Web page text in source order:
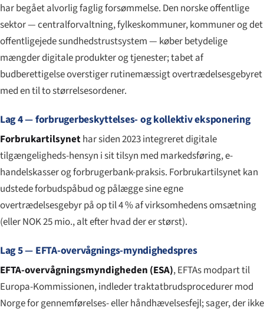
har begået alvorlig faglig forsømmelse. Den norske offentlige
sektor — centralforvaltning, fylkeskommuner, kommuner og det
offentligejede sundhedstrustsystem — køber betydelige
mængder digitale produkter og tjenester; tabet af
budberettigelse overstiger rutinemæssigt overtrædelsesgebyret
med en til to størrelsesordener.
Lag 4 — forbrugerbeskyttelses- og kollektiv eksponering
Forbrukartilsynethar siden 2023 integreret digitale
tilgængeligheds-hensyn i sit tilsyn med markedsføring, e-
handelskasser og forbrugerbank-praksis. Forbrukartilsynet kan
udstede forbudspåbud og pålægge sine egne
overtrædelsesgebyr på op til 4 % af virksomhedens omsætning
(eller NOK 25 mio., alt efter hvad der er størst).
Lag 5 — EFTA-overvågnings-myndighedspres
EFTA-overvågningsmyndigheden (ESA), EFTAs modpart til
Europa-Kommissionen, indleder traktatbrudsprocedurer mod
Norge for gennemførelses- eller håndhævelsesfejl; sager, der ikke